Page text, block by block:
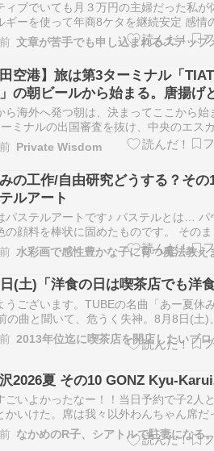
ィブでいても月３万円の主婦だった私が
ギーを使って年商8ケタを継続安定 感情
ッドの”亜紀”です✨ はじめましての方は
フィールをどうぞ♡ あなたはどのくら
れている？＼お金に愛され度診断／今す
てお金に愛され体質になっ…
田空港】旅は第3ターミナル「
の朝ビールから始まる。唐揚げ
整える出発前のひととき
ら海外へ発つ朝は、決まってここから始
ミナルの出国審査を抜け、中央のエス
階へ——「TIATラウンジ」。わが家の旅
スタート地点だ。 海外へは、いつも朝
とにしている。だから朝ごはんは自宅で
のラウンジで。窓の外が白み…
Private Wisdom
の工作/自由研究どうする？その
ルアート
パステルアートです♪ パステルとは… パ
の顔料を棒状に固めたものです。 その
し カッターで削って紙の上におとして
どでこすると、 ふんわりした美しい絵
クレヨンとは違うものです。 手軽にでき
ように紙の上で色を…
水彩画で感性豊かな子に育つ魔法教え
(土)「洋食の日は喫茶店でも洋
うございます。TUBEの名曲「あー夏休
の曲と聞いて、危うく失神。8月8日(土)
業は今日から夏休みのところも多いよう
コジマトペ」が開店です。8月8日はさま
トペの洋食といえば、ラン…
2013年位迄に喫茶店を開店したいブロ
2026夏 その10 GONZ Kyu-
ごいよかったなー！！当日予約で子2人
かいけた。席は我々以外わんちゃん席だ
座から少し駅方面に戻ったところ。わか
くらい。GONZ Kyu-Karuizawa食べログ
なかめのR子、シアトルで駐妻になる